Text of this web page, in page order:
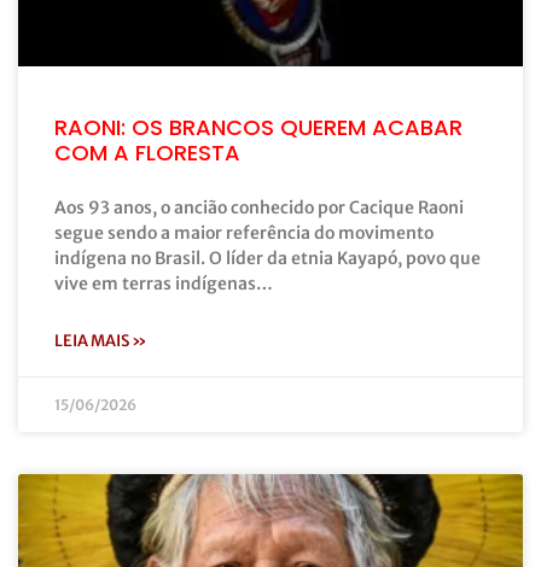
RAONI: OS BRANCOS QUEREM ACABAR
COM A FLORESTA
Aos 93 anos, o ancião conhecido por Cacique Raoni
segue sendo a maior referência do movimento
indígena no Brasil. O líder da etnia Kayapó, povo que
vive em terras indígenas…
LEIA MAIS »
15/06/2026